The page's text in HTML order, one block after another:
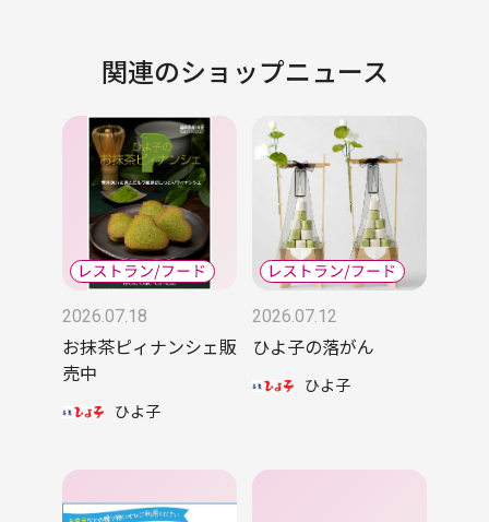
関連のショップニュース
2026.07.18
お抹茶ピィナンシェ販
売中
ひよ子
2026.07.12
ひよ子の落がん
ひよ子